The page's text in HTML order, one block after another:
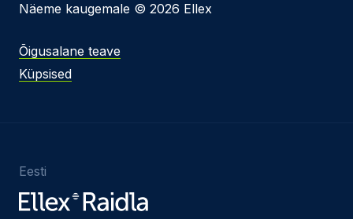
Näeme kaugemale © 2026 Ellex
Õigusalane teave
Küpsised
Eesti